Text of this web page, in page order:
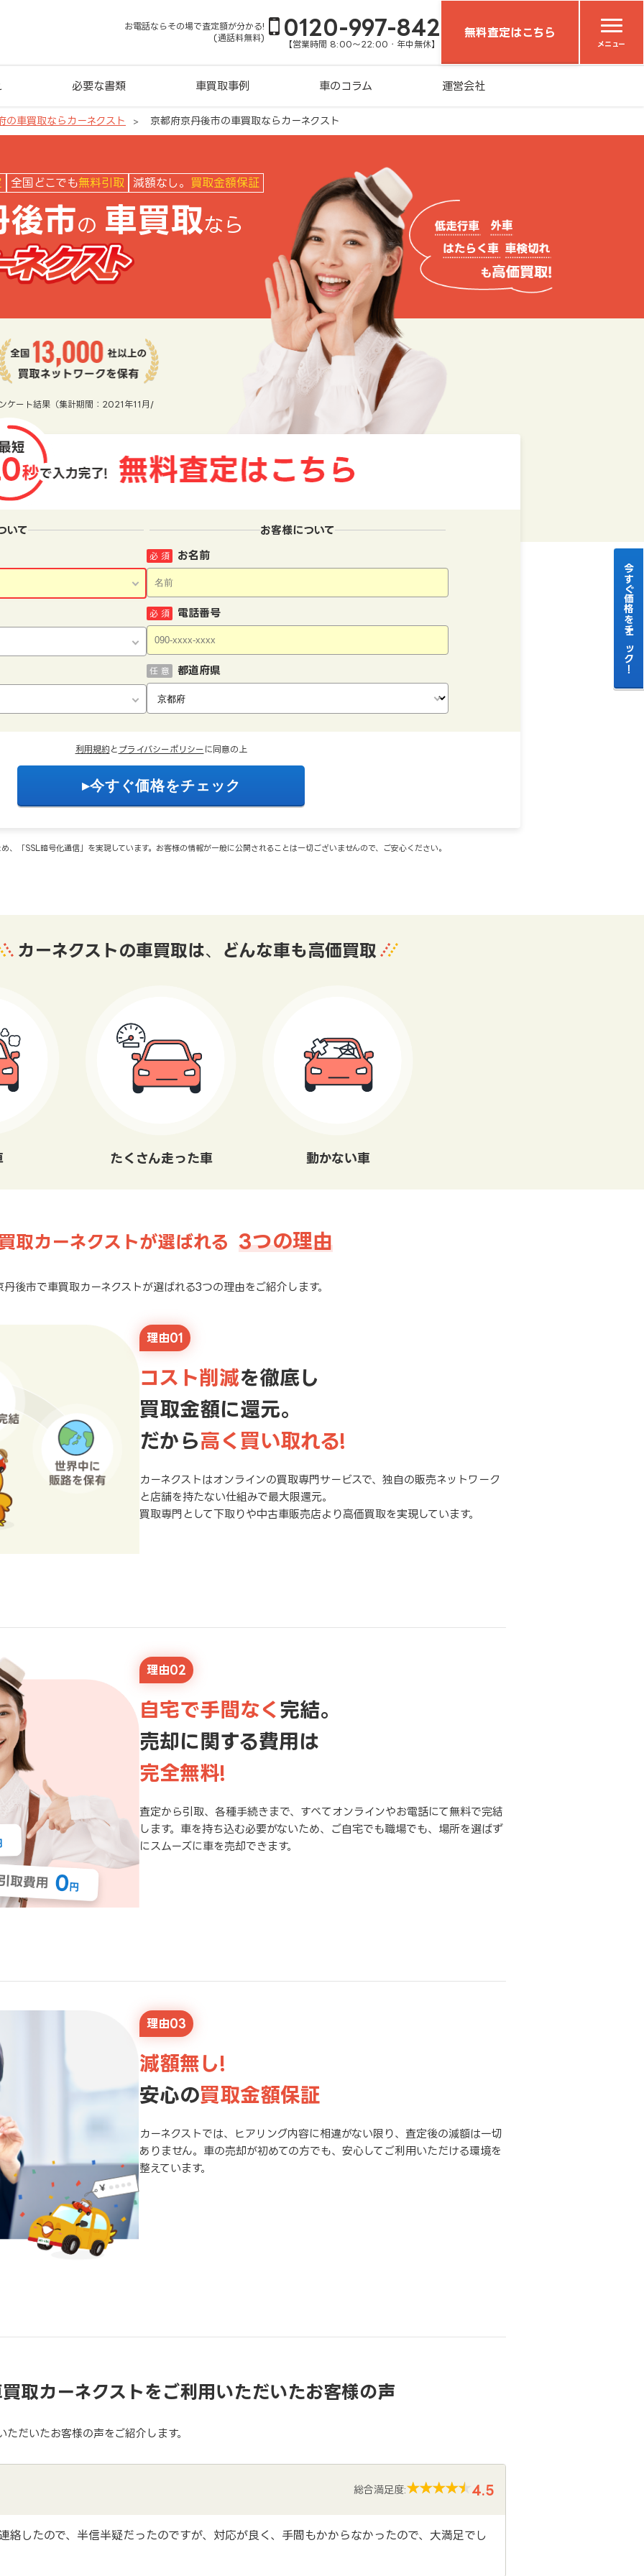
お電話ならその場で査定額が分かる!
(通話料無料)
0120-997-842
【営業時間 8:00～22:00・年中無休】
無料査定はこちら
メニュー
必要な書類 車買取事例 車のコラム 運営会社
の車買取ならカーネクスト 京都府京丹後市の車買取ならカーネクスト
全国どこでも無料引取 減額なし。 買取金額保証
後市の 車買取なら
ケート結果（集計期間：2021年11月/
いて お客様について
お名前
必 須
電話番号
必 須
都道府県
任 意
利用規約 と プライバシーポリシー に同意の上
、「SSL暗号化通信」を実現しています。お客様の情報が一般に公開されることは一切ございませんので、ご安心ください。
カーネクストの車買取は、 どんな車も高価買取
たくさん走った車 動かない車
取カーネクストが選ばれる 3つの理由
丹後市で車買取カーネクストが選ばれる3つの理由をご紹介します。
理由01
コスト削減を徹底し
買取金額に還元。
だから高く買い取れる!
カーネクストはオンラインの買取専門サービスで、独自の販売ネットワーク
と店舗を持たない仕組みで最大限還元。
買取専門として下取りや中古車販売店より高価買取を実現しています。
理由02
自宅で手間なく 完結。
売却に関する費用は
完全無料!
査定から引取、各種手続きまで、すべてオンラインやお電話にて無料で完結
します。車を持ち込む必要がないため、ご自宅でも職場でも、場所を選ばず
にスムーズに車を売却できます。
理由03
減額無し!
安心の買取金額保証
カーネクストでは、ヒアリング内容に相違がない限り、査定後の減額は一切
ありません。車の売却が初めての方でも、安心してご利用いただける環境を
整えています。
取カーネクストをご利用いただいたお客様の声
だいたお客様の声をご紹介します。
総合満足度: 4.5
したので、半信半疑だったのですが、対応が良く、手間もかからなかったので、大満足でし
今すぐ価格をチェック！